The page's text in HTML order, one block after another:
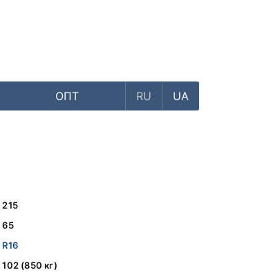
ОПТ RU UA
215
65
R16
102 (850 кг)